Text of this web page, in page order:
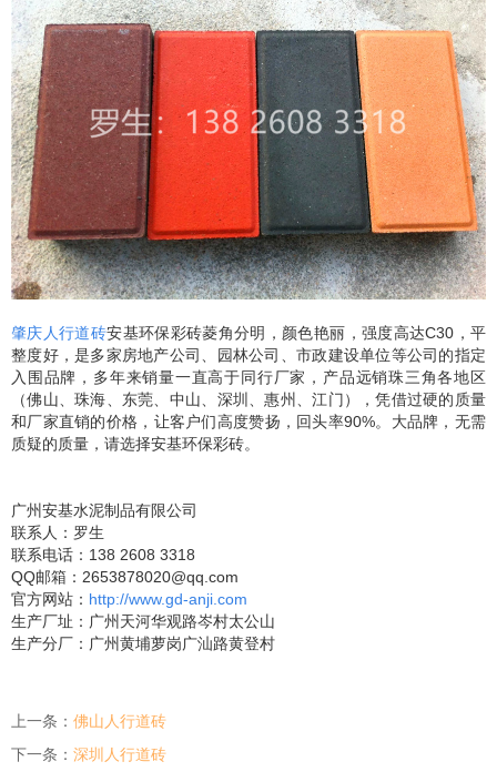
肇庆人行道砖安基环保彩砖菱角分明，颜色艳丽，强度高达C30 ，平
整度好，是多家房地产公司、园林公司、市政建设单位等公司的指定
入围品牌，多年来销量一直高于同行厂家，产品远销珠三角各地区
（佛山、珠海、东莞、中山、深圳、惠州、江门），凭借过硬的质量
和厂家直销的价格，让客户们高度赞扬，回头率90%。大品牌，无需
质疑的质量，请选择安基环保彩砖。
广州安基水泥制品有限公司
联系人：罗生
联系电话：138 2608 3318
QQ邮箱：2653878020@qq.com
官方网站： http://www.gd-anji.com
生产厂址：广州天河华观路岑村太公山
生产分厂：广州黄埔萝岗广汕路黄登村
上一条： 佛山人行道砖
下一条： 深圳人行道砖